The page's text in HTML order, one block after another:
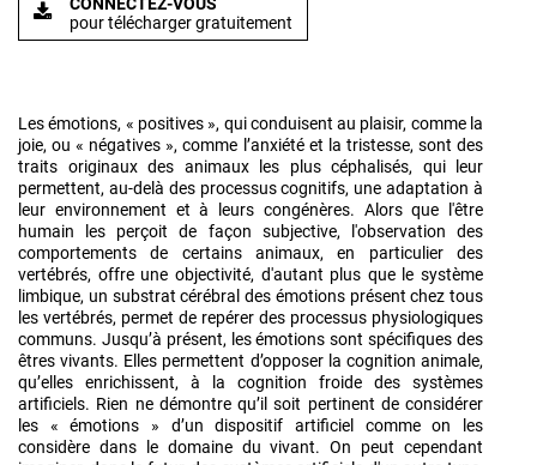
pour télécharger gratuitement
Les émotions, « positives », qui conduisent au plaisir, comme la
joie, ou « négatives », comme l’anxiété et la tristesse, sont des
traits originaux des animaux les plus céphalisés, qui leur
permettent, au-delà des processus cognitifs, une adaptation à
leur environnement et à leurs congénères. Alors que l'être
humain les perçoit de façon subjective, l'observation des
comportements de certains animaux, en particulier des
vertébrés, offre une objectivité, d'autant plus que le système
limbique, un substrat cérébral des émotions présent chez tous
les vertébrés, permet de repérer des processus physiologiques
communs. Jusqu’à présent, les émotions sont spécifiques des
êtres vivants. Elles permettent d’opposer la cognition animale,
qu’elles enrichissent, à la cognition froide des systèmes
artificiels. Rien ne démontre qu’il soit pertinent de considérer
les « émotions » d’un dispositif artificiel comme on les
considère dans le domaine du vivant. On peut cependant